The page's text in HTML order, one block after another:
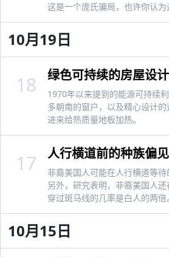
这是一个庞氏骗局，也许你认为
10月19日
绿色可持续的房屋设
1970年以来提到的能源可持续
多朝南的窗户，以及精心设计
进来给热质量地板加热。
18
人行横道前的种族偏见
非裔美国人可能在人行横道等待
另外，研究表明，非裔美国人
穿过斑马线的几率是白人的两倍。
17
10月15日